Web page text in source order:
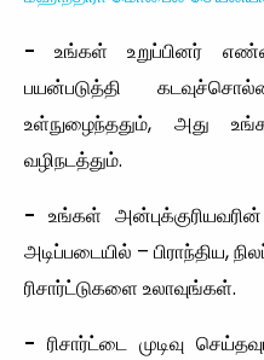
- உங்கள் உறுப்பினர்
பயன்படுத்தி
உள்நுழைந்ததும், அது
வழிநடத்தும்.
- உங்கள்
அடிப்படையில் – பிராந்திய,
ரிசார்ட்டுகளை உலாவுங்கள்.
- ரிசார்ட்டை முடிவு